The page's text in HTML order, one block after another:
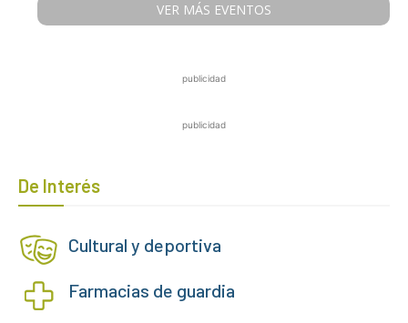
VER MÁS EVENTOS
publicidad
publicidad
De Interés
Cultural y deportiva
Farmacias de guardia